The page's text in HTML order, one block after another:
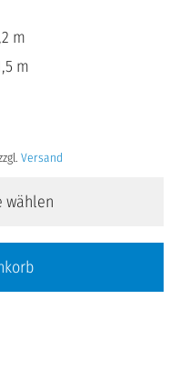
m
m
Versand
wählen